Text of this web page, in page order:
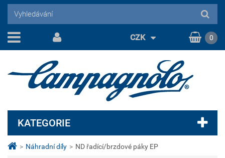
> Náhradní díly > ND řadící/brzdové páky EP
KATEGORIE
CZK 0